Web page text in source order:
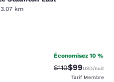
3.07 km
1737 commentaires
Économisez 10 %
Tarif barré :
$110Tarif réduit :
$99USD/nuit
Tarif Membre